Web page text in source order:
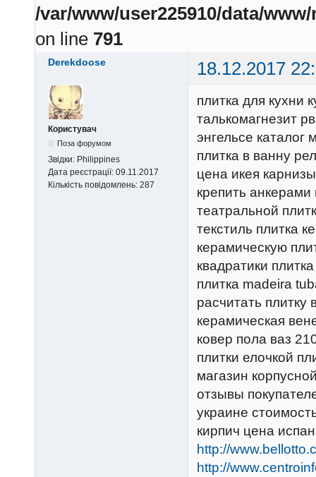
/var/www/user225910/data/
on line 791
Derekdoose 18.12.2017
Користувач
Поза форумом
Звідки: Philippines
Дата реєстрації: 09.11.2017
Кількість повідомлень: 287
плитка для кухни
талькомагнезит
энгельсе каталог
плитка в ванну
цена икея
крепить
театральной
текстиль плитка
керамическую
квадратики
плитка madeira
расчитать плитку
керамическая
ковер пола ваз
плитки елочкой
магазин
отзывы
украине
кирпич цена
http://
http://